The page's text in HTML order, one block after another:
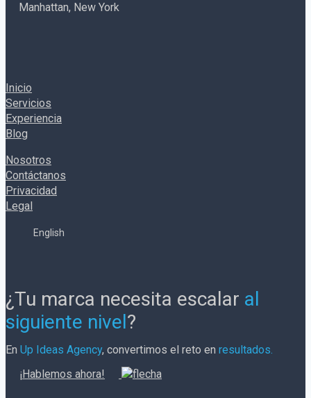
Manhattan, New York
Inicio
Servicios
Experiencia
Blog
Nosotros
Contáctanos
Privacidad
Legal
English
¿Tu marca necesita escalar al
siguiente nivel ?
En Up Ideas Agency, convertimos el reto en resultados.
¡Hablemos ahora!